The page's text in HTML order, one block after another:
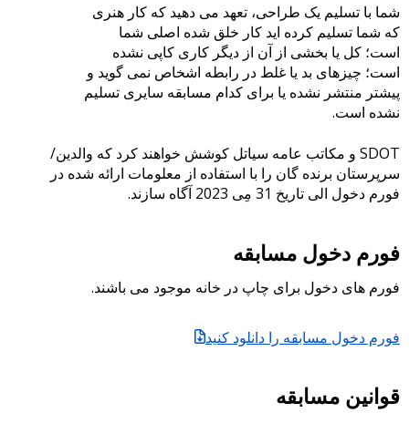
شما با تسلیم یک طراحی، تعهد می دهید که کار هنری
که شما تسلیم کرده اید کار خلق شده اصلی شما
است؛ کل یا بخشی از آن از دیگر کاری کاپی نشده
است؛ چیزهای بد یا غلط در رابطه اشخاص نمی گوید و
پیشتر منتشر نشده یا برای کدام مسابقه سایری تسلیم
نشده است.
SDOT و مکاتب عامه سیاتل کوشش خواهند کرد که والدین/
سرپرستان برنده گان را با استفاده از معلومات ارائه شده در
فورم دخول الی تاریخ 31 مِی 2023 آگاه سازند.
فورم دخول مسابقه
فورم های دخول برای چاپ در خانه موجود می باشند.
فورم دخول مسابقه را دانلود کنید
قوانین مسابقه